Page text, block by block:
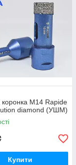
M14 Rapide
diamond (УШМ)
Купити